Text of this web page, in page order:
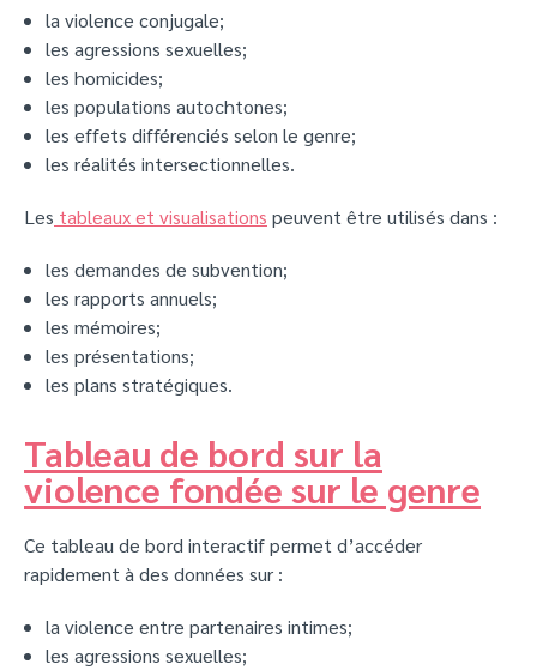
la violence conjugale;
les agressions sexuelles;
les homicides;
les populations autochtones;
les effets différenciés selon le genre;
les réalités intersectionnelles.
Les tableaux et visualisations peuvent être utilisés dans :
les demandes de subvention;
les rapports annuels;
les mémoires;
les présentations;
les plans stratégiques.
Tableau de bord sur la
violence fondée sur le genre
Ce tableau de bord interactif permet d’accéder
rapidement à des données sur :
la violence entre partenaires intimes;
les agressions sexuelles;